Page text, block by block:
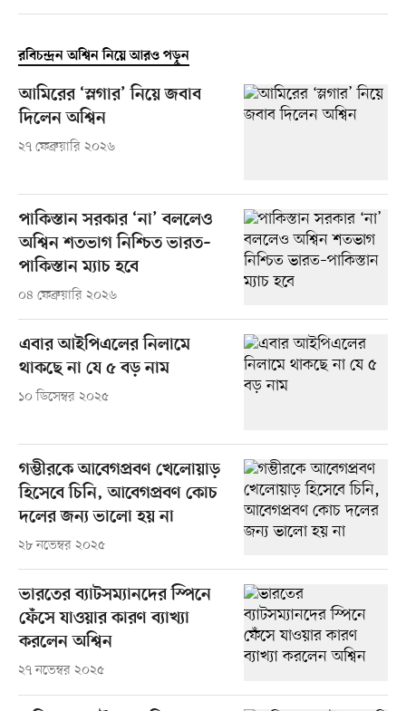
রবিচন্দ্রন অশ্বিন নিয়ে আরও পড়ুন
আমিরের ‘স্লগার’ নিয়ে জবাব
দিলেন অশ্বিন
২৭ ফেব্রুয়ারি ২০২৬
পাকিস্তান সরকার ‘না’ বললেও
অশ্বিন শতভাগ নিশ্চিত ভারত–
পাকিস্তান ম্যাচ হবে
০৪ ফেব্রুয়ারি ২০২৬
এবার আইপিএলের নিলামে
থাকছে না যে ৫ বড় নাম
১০ ডিসেম্বর ২০২৫
গম্ভীরকে আবেগপ্রবণ খেলোয়াড়
হিসেবে চিনি, আবেগপ্রবণ কোচ
দলের জন্য ভালো হয় না
২৮ নভেম্বর ২০২৫
ভারতের ব্যাটসম্যানদের স্পিনে
ফেঁসে যাওয়ার কারণ ব্যাখ্যা
করলেন অশ্বিন
২৭ নভেম্বর ২০২৫